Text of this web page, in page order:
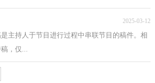
2025-03-12
主持人于节目进行过程中串联节目的稿件。相
，仅...